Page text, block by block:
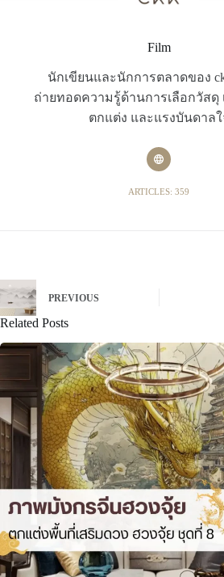
Film
นักเขียนและนักการตลาดของ
ถ่ายทอดความรู้ด้านการเลือกวัสดุ
ตกแต่ง และแรงบันดาลใ
ARTICLES: 359
PREVIOUS
Related Posts